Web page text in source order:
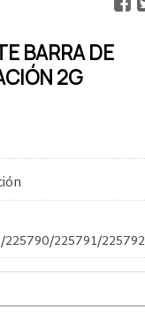
BARRA DE
2G
225791/225792